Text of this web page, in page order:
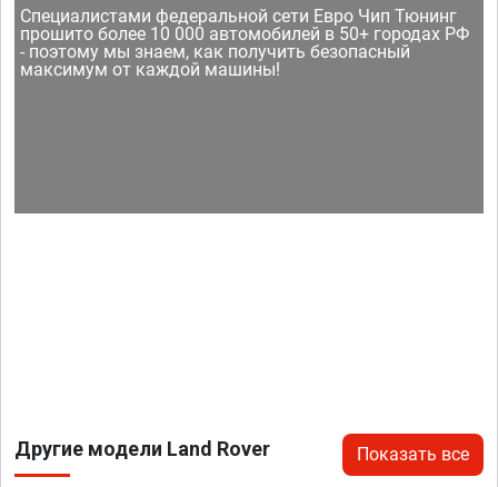
Специалистами федеральной сети Евро Чип Тюнинг
прошито более 10 000 автомобилей в 50+ городах РФ
- поэтому мы знаем, как получить безопасный
максимум от каждой машины!
Другие модели Land Rover Показать все